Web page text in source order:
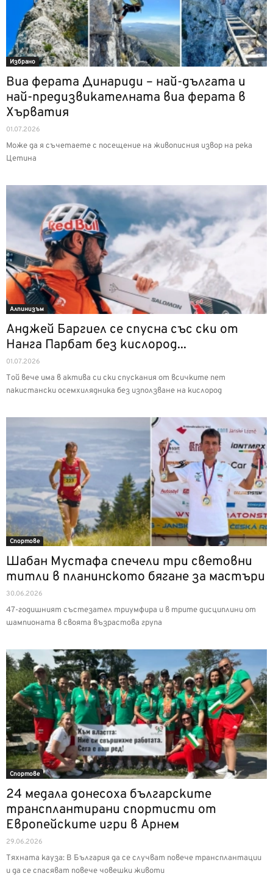
Избрано
Виа ферата Динариди – най-дългата и
най-предизвикателната виа ферата в
Хърватия
01.07.2026
Може да я съчетаете с посещение на живописния извор на река
Цетина
Алпинизъм
Анджей Баргиел се спусна със ски от
Нанга Парбат без кислород...
01.07.2026
Той вече има в актива си ски спускания от всичките пет
пакистански осемхилядника без използване на кислород
Спортове
Шабан Мустафа спечели три световни
титли в планинското бягане за мастъри
30.06.2026
47-годишният състезател триумфира и в трите дисциплини от
шампионата в своята възрастова група
Спортове
24 медала донесоха българските
трансплантирани спортисти от
Европейските игри в Арнем
29.06.2026
Тяхната кауза: В България да се случват повече трансплантации
и да се спасяват повече човешки животи